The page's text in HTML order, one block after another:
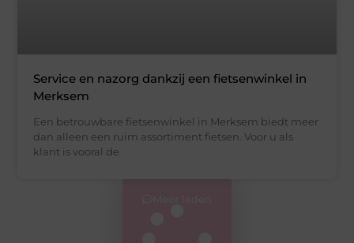
Service en nazorg dankzij een fietsenwinkel in
Merksem
Een betrouwbare fietsenwinkel in Merksem biedt meer
dan alleen een ruim assortiment fietsen. Voor u als
klant is vooral de